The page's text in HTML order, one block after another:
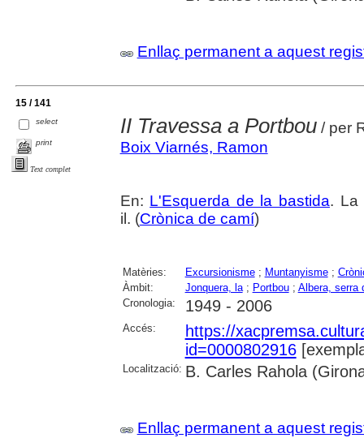
Enllaç permanent a aquest
15 / 141
select
print
Text complet
II Travessa a Portbou/ per
Boix Viarnés, Ramon
En: L'Esquerda de la bastida. La
il. (Crònica de camí)
Matèries: Excursionisme; Muntanyisme;
Àmbit:
Jonquera, la; Portbou; Albera, serra
Cronologia:
1949 - 2006
Accés:
https://
id=0000802916
Localització: B. Carles Rahola
Enllaç permanent a aquest